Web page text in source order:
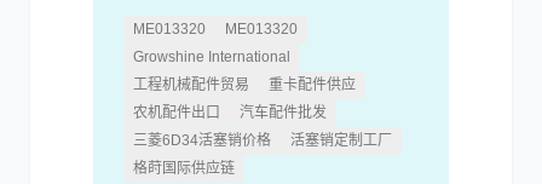
ME013320
ME013320
Growshine International
工程机械配件贸易
重卡配件供应
农机配件出口
汽车配件批发
三菱6D34活塞销价格
活塞销定制工厂
格莳国际供应链